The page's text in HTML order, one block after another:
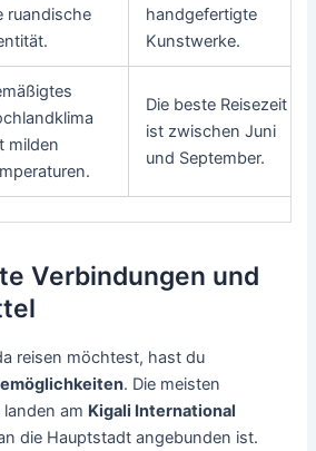
ruandische
handgefertigte
Kunstwerke.
milden
Die beste Reisezeit
ist zwischen Juni
und September.
Verbindungen und
reisen möchtest, hast du
. Die meisten
am Kigali International
die Hauptstadt angebunden ist.